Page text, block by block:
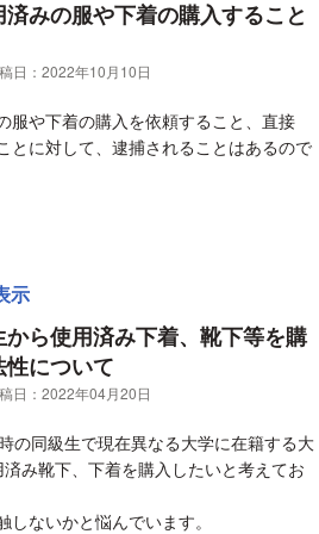
みの服や下着の購入すること
日： 2022年10月10日
服や下着の購入を依頼すること、直接
とに対して、逮捕されることはあるので
ることはないのでしょうか？
文の
示
ら使用済み下着、靴下等を購
について
日： 2022年04月20日
の同級生で現在異なる大学に在籍する大
み靴下、下着を購入したいと考えてお
しないかと悩んでいます。